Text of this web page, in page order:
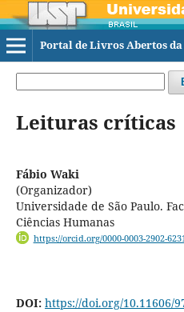
Portal de Livros Abertos da
Leituras críticas
Fábio Waki
(Organizador)
Universidade de São Paulo.
Ciências Humanas
https://orcid.org/0000-0003-2902-
DOI: https://doi.org/10.11606/